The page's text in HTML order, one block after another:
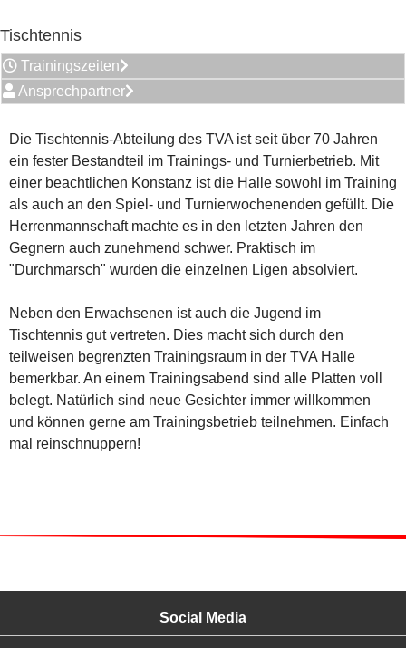
Tischtennis
Trainingszeiten
Ansprechpartner
Die Tischtennis-Abteilung des TVA ist seit über 70 Jahren
ein fester Bestandteil im Trainings- und Turnierbetrieb. Mit
einer beachtlichen Konstanz ist die Halle sowohl im Training
als auch an den Spiel- und Turnierwochenenden gefüllt. Die
Herrenmannschaft machte es in den letzten Jahren den
Gegnern auch zunehmend schwer. Praktisch im
"Durchmarsch" wurden die einzelnen Ligen absolviert.
Neben den Erwachsenen ist auch die Jugend im
Tischtennis gut vertreten. Dies macht sich durch den
teilweisen begrenzten Trainingsraum in der TVA Halle
bemerkbar. An einem Trainingsabend sind alle Platten voll
belegt. Natürlich sind neue Gesichter immer willkommen
und können gerne am Trainingsbetrieb teilnehmen. Einfach
mal reinschnuppern!
Social Media